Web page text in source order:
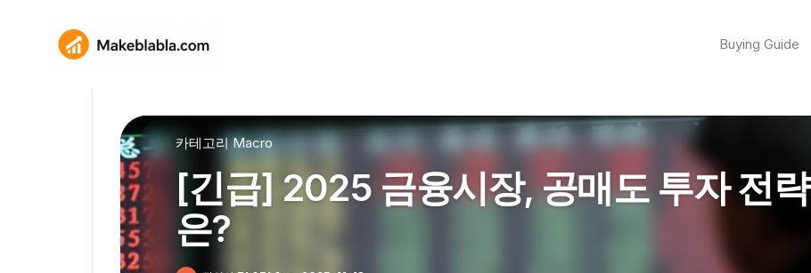
Buying Guide
카테고리Macro
[긴급] 2025 금융시장, 공매도 투자 전략
은?